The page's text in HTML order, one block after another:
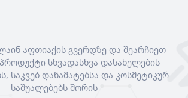
აფთიაქის გვერდზე და შეარჩიეთ
სხვადასხვა დასახელების
საკვებ დანამატებსა და კოსმეტიკურ
საშუალებებს შორის